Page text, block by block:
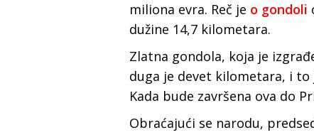
miliona evra. Reč je o gondoli
dužine 14,7 kilometara.
Zlatna gondola, koja je
duga je devet kilometara, i
Kada bude završena ova do
Obraćajući se narodu,